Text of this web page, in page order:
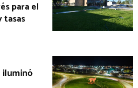
para el
tasas
iluminó